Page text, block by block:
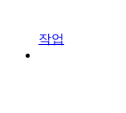
작업